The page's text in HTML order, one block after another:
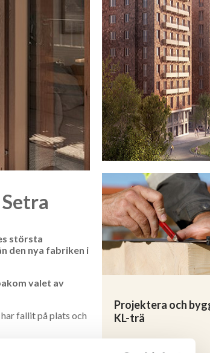
största
den nya fabriken i
valet av
fallit på plats och
Projektera och
KL-trä
Läs mer